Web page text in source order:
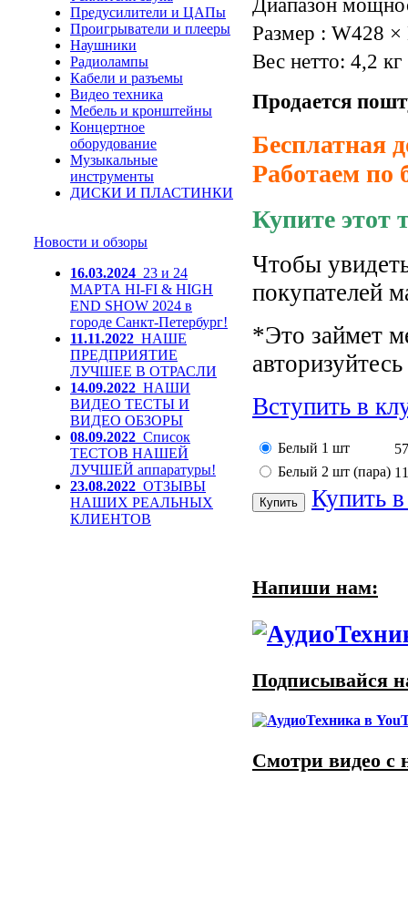
Предусилители и ЦАПы
Проигрыватели и плееры
Наушники
Радиолампы
Кабели и разъемы
Видео техника
Мебель и кронштейны
Концертное
оборудование
Музыкальные
инструменты
ДИСКИ И ПЛАСТИНКИ
Новости и обзоры
16.03.2024 23 и 24
МАРТА HI-FI & HIGH
END SHOW 2024 в
городе Санкт-Петербург!
11.11.2022 НАШЕ
ПРЕДПРИЯТИЕ
ЛУЧШЕЕ В ОТРАСЛИ
14.09.2022 НАШИ
ВИДЕО ТЕСТЫ И
ВИДЕО ОБЗОРЫ
08.09.2022 Список
ТЕСТОВ НАШЕЙ
ЛУЧШЕЙ аппаратуры!
23.08.2022 ОТЗЫВЫ
НАШИХ РЕАЛЬНЫХ
КЛИЕНТОВ
Размер : W428
Вес нетто: 4,2 кг
Продается
Бесплатная
Работаем по
Купите этот
Чтобы
покупателей
*Это займет
Вступить в
Белый 1 шт
Белый 2 шт (пара)
Купить
Напиши нам:
Подписывайся
Смотри видео с